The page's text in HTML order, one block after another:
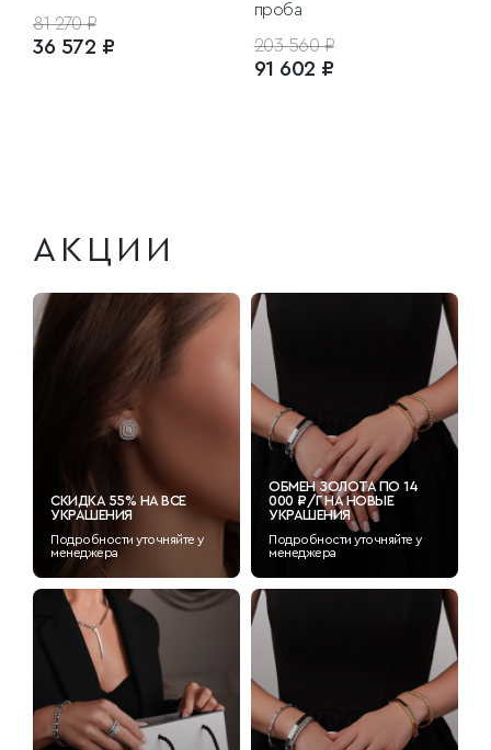
81 270 ₽
36 572 ₽
проба
203 560 ₽
91 602 ₽
АКЦИИ
СКИДКА 55% НА ВСЕ
УКРАШЕНИЯ
Подробности уточняйте у
менеджера
ОБМЕН ЗОЛОТА ПО 14
000 ₽/Г НА НОВЫЕ
УКРАШЕНИЯ
Подробности уточняйте у
менеджера